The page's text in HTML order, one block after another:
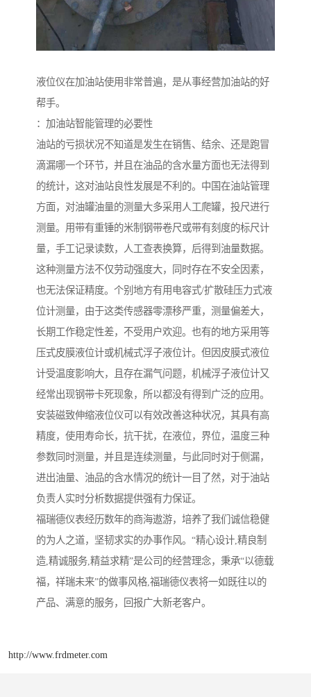
液位仪在加油站使用非常普遍，是从事经营加油站的好
帮手。
：加油站智能管理的必要性
油站的亏损状况不知道是发生在销售、结余、还是跑冒
滴漏哪一个环节，并且在油品的含水量方面也无法得到
的统计，这对油站良性发展是不利的。中国在油站管理
方面，对油罐油量的测量大多采用人工爬罐，投尺进行
测量。用带有重锤的米制钢带卷尺或带有刻度的标尺计
量，手工记录读数，人工查表换算，后得到油量数据。
这种测量方法不仅劳动强度大，同时存在不安全因素，
也无法保证精度。个别地方有用电容式/扩散硅压力式液
位计测量，由于这类传感器零漂移严重，测量偏差大，
长期工作稳定性差，不受用户欢迎。也有的地方采用等
压式皮膜液位计或机械式浮子液位计。但因皮膜式液位
计受温度影响大，且存在漏气问题，机械浮子液位计又
经常出现钢带卡死现象，所以都没有得到广泛的应用。
安装磁致伸缩液位仪可以有效改善这种状况，其具有高
精度，使用寿命长，抗干扰，在液位，界位，温度三种
参数同时测量，并且是连续测量，与此同时对于侧漏，
进出油量、油品的含水情况的统计一目了然，对于油站
负责人实时分析数据提供强有力保证。
福瑞德仪表经历数年的商海遨游，培养了我们诚信稳健
的为人之道，坚韧求实的办事作风。“精心设计,精良制
造,精诚服务,精益求精”是公司的经营理念，秉承“以德载
福，祥瑞未来”的做事风格,福瑞德仪表将一如既往以的
产品、满意的服务，回报广大新老客户。
http://www.frdmeter.com